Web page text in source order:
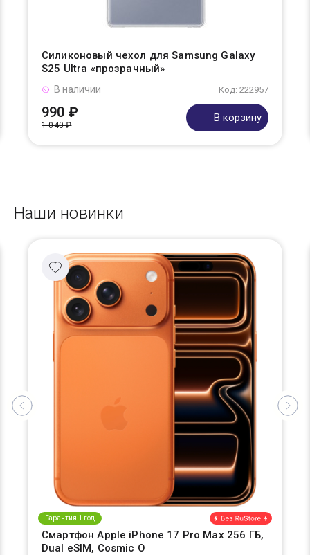
Силиконовый чехол для Samsung Galaxy
S25 Ultra «прозрачный»
Код: 222957
В наличии
990 ₽
1 040 ₽
В корзину
Наши новинки
Гарантия 1 год
Смартфон Apple iPhone 17 Pro Max 256 ГБ,
Dual eSIM, Cosmic O